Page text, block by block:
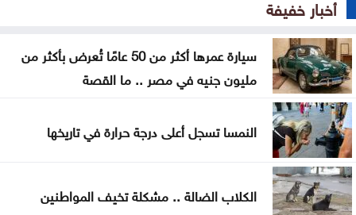
الاحتلال يواصل اقتحام مخيم قلنديا وسط هدم وتشديد
للإجراءات العسكرية
الجيش يعلن فتح باب التجنيد لحملة بكالوريوس الحقوق
والقانون
الذهب يسجل أعلى مستوى له منذ 7 أسابيع
أخبار خفيفة
سيارة عمرها أكثر من 50 عامًا تُعرض بأكثر من
مليون جنيه في مصر .. ما القصة
النمسا تسجل أعلى درجة حرارة في تاريخها
الكلاب الضالة .. مشكلة تخيف المواطنين